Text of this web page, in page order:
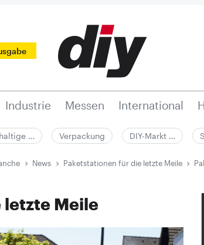
Industrie Messen International
… Verpackung DIY-Markt …
News Paketstationen für die letzte Meile
letzte Meile